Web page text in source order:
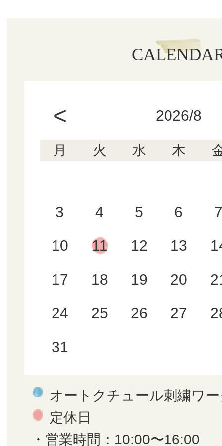
< 2026/8
月 火 水 木
3 4 5 6 7
10 11 12 13
17 18 19 20
24 25 26 27
31
オートクチュール刺繍ワ
定休日
・営業時間：10:00〜16:00